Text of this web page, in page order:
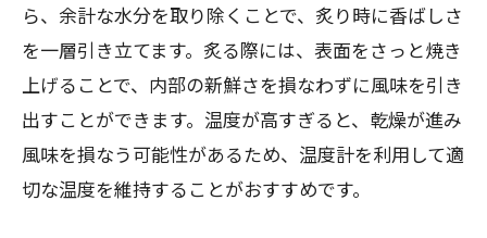
ら、余計な水分を取り除くことで、炙り時に香ばしさ
を一層引き立てます。炙る際には、表面をさっと焼き
上げることで、内部の新鮮さを損なわずに風味を引き
出すことができます。温度が高すぎると、乾燥が進み
風味を損なう可能性があるため、温度計を利用して適
切な温度を維持することがおすすめです。